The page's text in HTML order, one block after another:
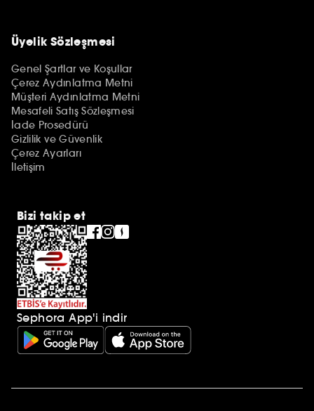
Üyelik Sözleşmesi
Genel Şartlar ve Koşullar
Çerez Aydınlatma Metni
Müşteri Aydınlatma Metni
Mesafeli Satış Sözleşmesi
İade Prosedürü
Gizlilik ve Güvenlik
Çerez Ayarları
İletişim
Bizi takip et
Sephora App'i indir